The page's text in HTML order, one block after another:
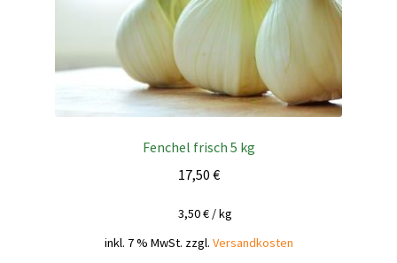
Fenchel frisch 5 kg
17,50 €
3,50€/kg
inkl. 7 % MwSt. zzgl. Versandkosten